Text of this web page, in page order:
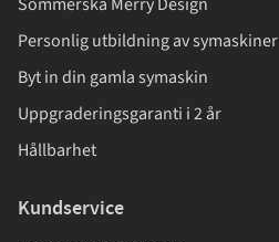
Personlig utbildning av symaskiner
Byt in din gamla symaskin
Uppgraderingsgaranti i 2 år
Hållbarhet
Kundservice